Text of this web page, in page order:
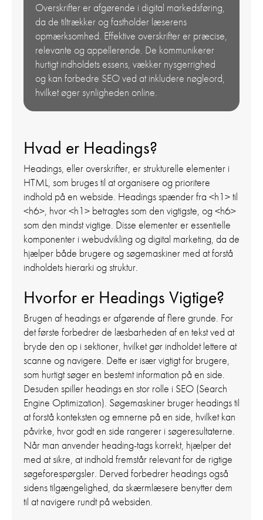
Overskrifter er afgørende i digital markedsføring,
da de tiltrækker og fastholder læserens
opmærksomhed. Effektive overskrifter er præcise,
relevante og appellerende. De kommunikerer
hurtigt indholdets essens, vækker nysgerrighed
og kan forbedre SEO ved at inkludere nøgleord,
hvilket øger synligheden online.
Hvad er Headings?
Headings, eller overskrifter, er strukturelle elementer i
HTML, som bruges til at organisere og prioritere
indhold på en webside. Headings spænder fra <h1> til
<h6>, hvor <h1> betragtes som den vigtigste, og <h6>
som den mindst vigtige. Disse elementer er essentielle
komponenter i webudvikling og digital marketing, da de
hjælper både brugere og søgemaskiner med at forstå
indholdets hierarki og struktur.
Hvorfor er Headings Vigtige?
Brugen af headings er afgørende af flere grunde. For
det første forbedrer de læsbarheden af en tekst ved at
bryde den op i sektioner, hvilket gør indholdet lettere at
scanne og navigere. Dette er især vigtigt for brugere,
som hurtigt søger en bestemt information på en side.
Desuden spiller headings en stor rolle i SEO (Search
Engine Optimization). Søgemaskiner bruger headings til
at forstå konteksten og emnerne på en side, hvilket kan
påvirke, hvor godt en side rangerer i søgeresultaterne.
Når man anvender heading-tags korrekt, hjælper det
med at sikre, at indhold fremstår relevant for de rigtige
søgeforespørgsler. Derved forbedrer headings også
sidens tilgængelighed, da skærmlæsere benytter dem
til at navigere rundt på websiden.